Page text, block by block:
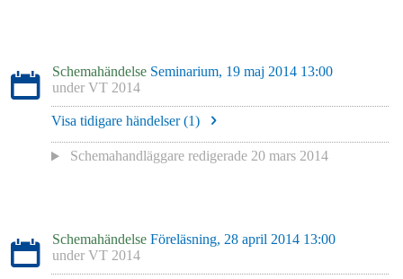
Schemahändelse Seminarium, 19 maj 2014 13:00
under VT 2014
Visa tidigare händelser (1)
Schemahandläggare redigerade 20 mars 2014
Schemahändelse Föreläsning, 28 april 2014 13:00
under VT 2014